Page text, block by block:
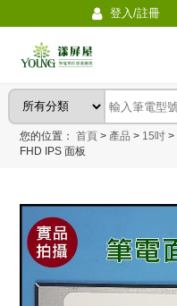
登入/註冊
您的位置：首頁 > 產品 > 15吋 >
FHD IPS 面板